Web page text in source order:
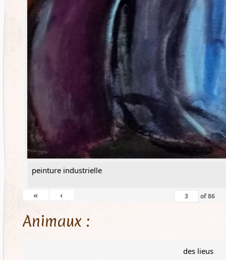
peinture industrielle
« ‹ of86
Animaux :
des lieus